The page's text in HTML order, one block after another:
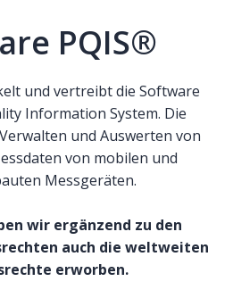
PQIS®
und vertreibt die Software
Information System. Die
und Auswerten von
von mobilen und
Messgeräten.
wir ergänzend zu den
auch die weltweiten
erworben.